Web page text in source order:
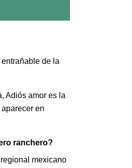
de la
Adiós amor es la
en
ranchero?
mexicano